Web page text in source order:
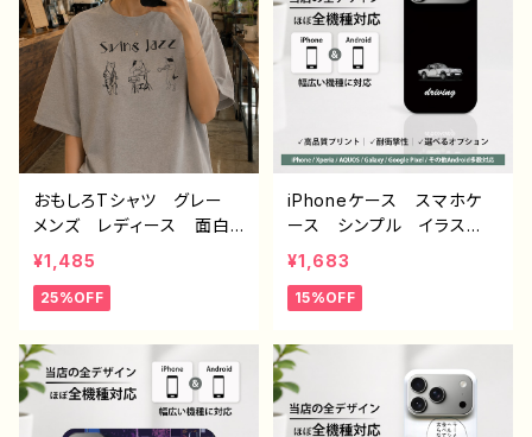
ジナル デザイン グッ
ズ 半袖シャツ デザイ
ン コラボ 悪いことを言
うパンダ タイトル：もしも
し悪パンダ 作：こさつね
C-3
白 半袖シャツ デザイ
ン コラボ ネタTシャツ
ノンブランド タイトル：デザ
インTシャツ №626 H-7
おもしろTシャツ グレー
メンズ レディース 面白T
シャツ ネタTシャツ かわ
いい ねこ ジャズクリエイ
ター イラストレーター
オリジナル デザイン グッ
ズ H-7
¥1,485
25%OFF
iPhoneケース スマホケ
ース シンプル イラス
ト 安い かっこいい お
しゃれ クール メンズ
個性的 おすすめ 人気
4/13/12/11 AQUOS sens
e 4 5 6 Xperia Googl
epixel Galaxy Androi
d アンドロイド ケース
¥1,683
15%OFF